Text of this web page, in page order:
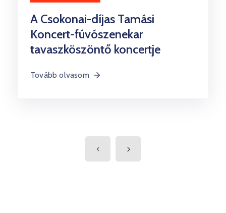
A Csokonai-díjas Tamási
Koncert-fúvószenekar
tavaszköszöntő koncertje
Tovább olvasom